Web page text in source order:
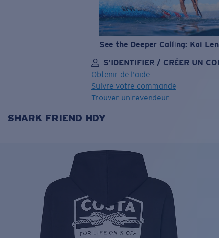
See the Deeper Calling: Kai
S’IDENTIFIER / CRÉER UN
Obtenir de l'aide
Suivre votre commande
Trouver un revendeur
OBJECTIF MIS À JOUR
Prix :
Quantité:
Prix :
Quantité:
SHARK FRIEND HDY